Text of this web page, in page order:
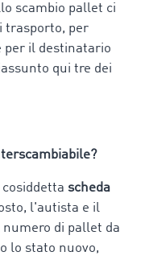
scambio pallet ci
trasporto, per
per il destinatario
qui tre dei
scheda
l'autista e il
di pallet da
lo stato nuovo,